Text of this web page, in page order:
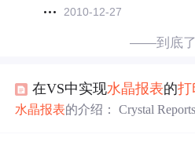
2010-12-27
——到底
在VS中实现水晶报表的打
水晶报表的介绍： Crystal